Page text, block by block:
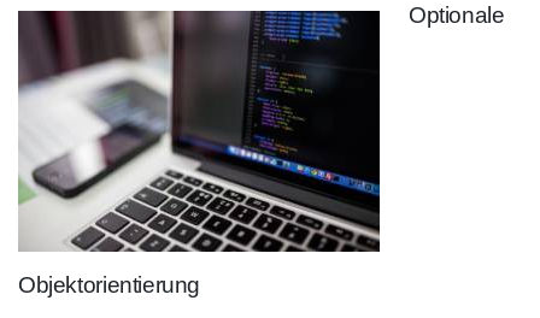
Optionale
Objektorientierung